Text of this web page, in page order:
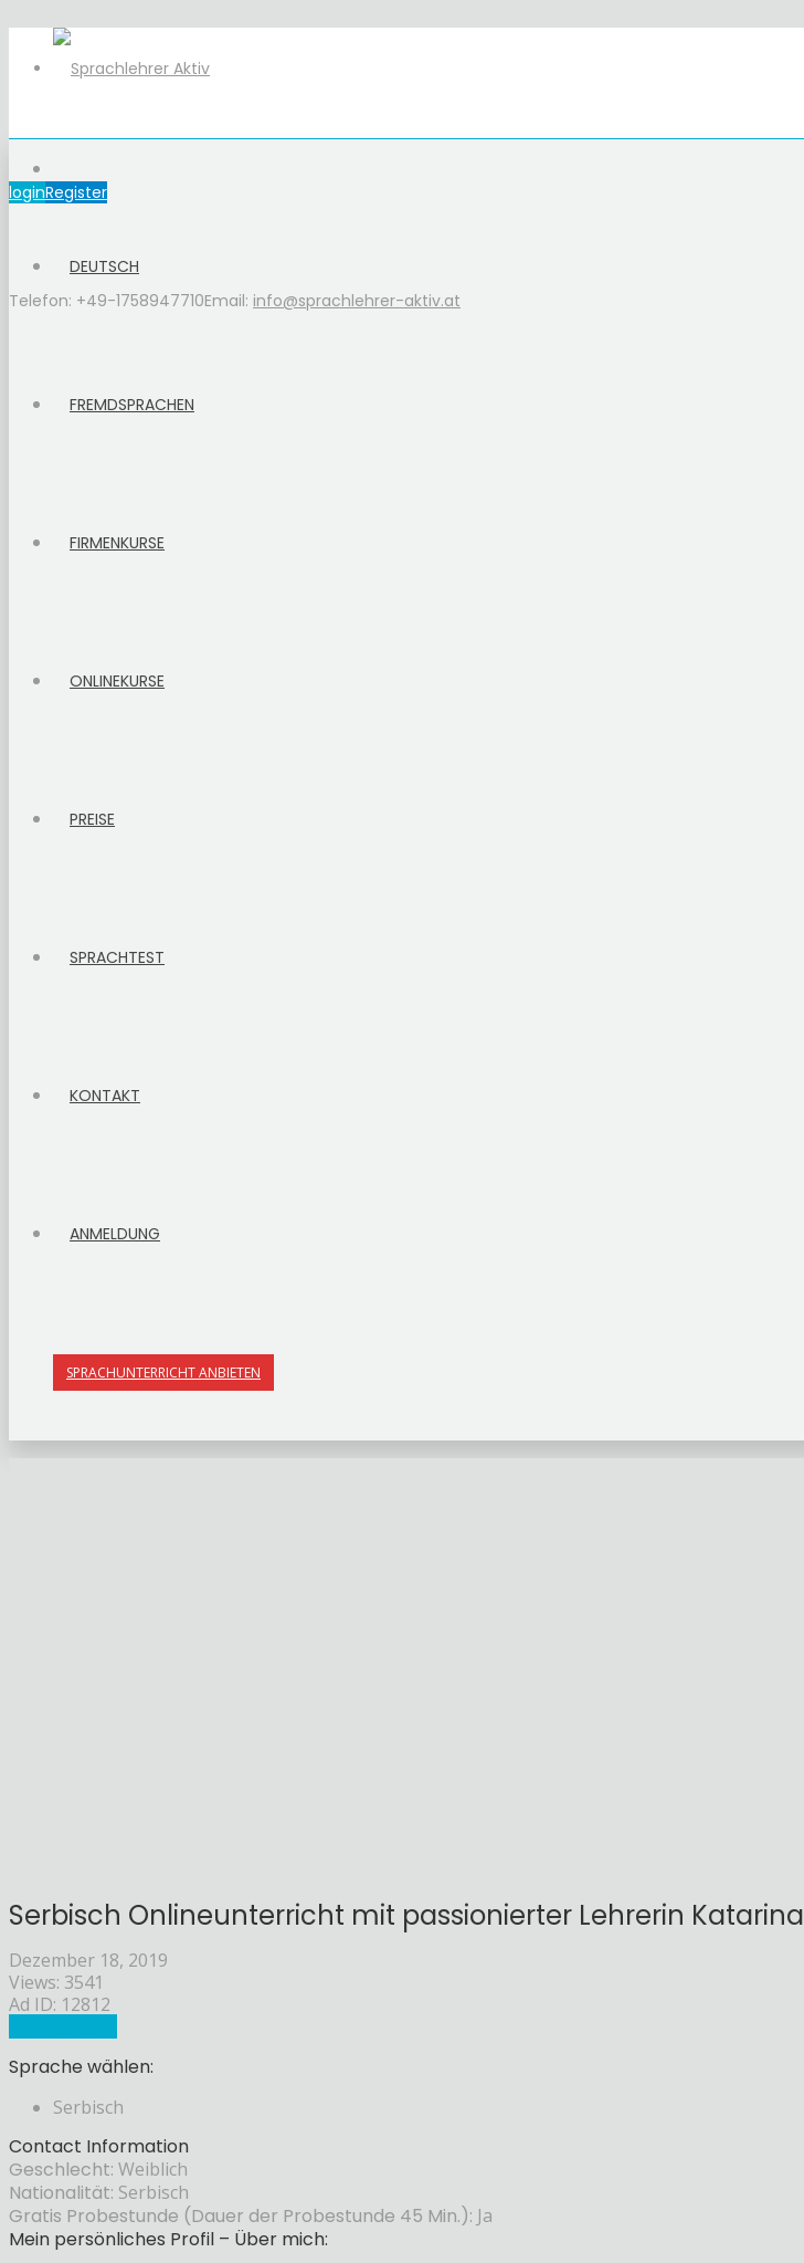
loginRegister
Telefon: +49-1758947710Email: info@sprachlehrer-aktiv.at
DEUTSCH
FREMDSPRACHEN
FIRMENKURSE
ONLINEKURSE
PREISE
SPRACHTEST
KONTAKT
ANMELDUNG
SPRACHUNTERRICHT ANBIETEN
Serbisch Onlineunterricht mit passionierter Lehrerin Katarina
Dezember 18, 2019
Views: 3541
Ad ID: 12812
Sprache wählen:
Serbisch
Contact Information
Geschlecht: Weiblich
Nationalität: Serbisch
Gratis Probestunde (Dauer der Probestunde 45 Min.): Ja
Mein persönliches Profil – Über mich: